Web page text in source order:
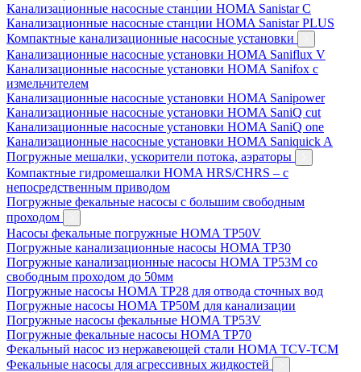
Канализационные насосные станции HOMA Sanistar C
Канализационные насосные станции HOMA Sanistar PLUS
Компактные канализационные насосные установки
Канализационные насосные установки HOMA Saniflux V
Канализационные насосные установки HOMA Sanifox с
измельчителем
Канализационные насосные установки HOMA Sanipower
Канализационные насосные установки HOMA SaniQ cut
Канализационные насосные установки HOMA SaniQ one
Канализационные насосные установки HOMA Saniquick A
Погружные мешалки, ускорители потока, аэраторы
Компактные гидромешалки HOMA HRS/CHRS – с
непосредственным приводом
Погружные фекальные насосы с большим свободным
проходом
Насосы фекальные погружные HOMA TP50V
Погружные канализационные насосы HOMA TP30
Погружные канализационные насосы HOMA TP53M со
свободным проходом до 50мм
Погружные насосы HOMA TP28 для отвода сточных вод
Погружные насосы HOMA TP50M для канализации
Погружные насосы фекальные HOMA TP53V
Погружные фекальные насосы HOMA TP70
Фекальный насос из нержавеющей стали HOMA TCV-TCM
Фекальные насосы для агрессивных жидкостей